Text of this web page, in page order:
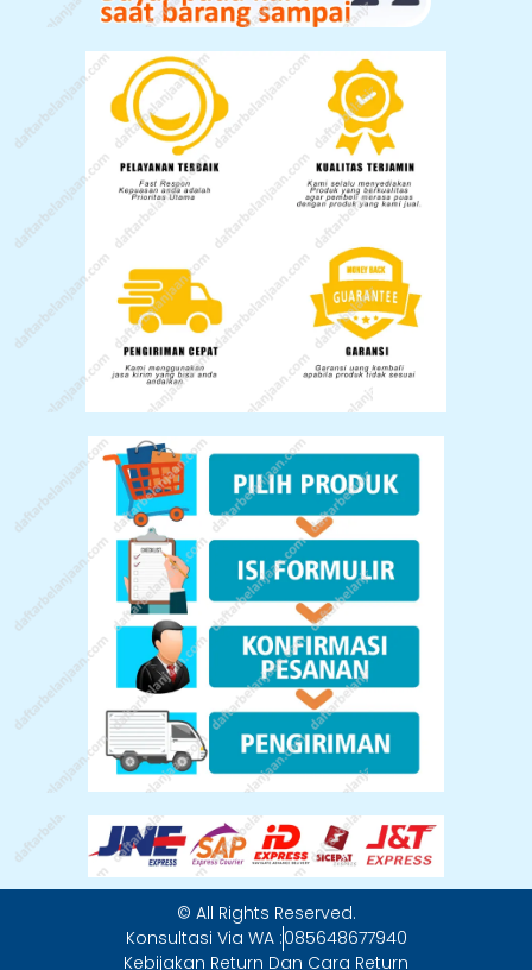
© All Rights Reserved.
Konsultasi Via WA :085648677940
Kebijakan Return Dan Cara Return